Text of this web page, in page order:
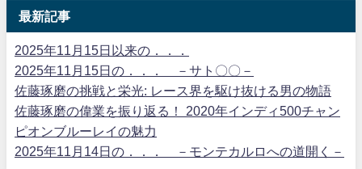
最新記事
2025年11月15日以来の．．．
2025年11月15日の．．． －サト〇〇－
佐藤琢磨の挑戦と栄光: レース界を駆け抜ける男の物語
佐藤琢磨の偉業を振り返る！ 2020年インディ500チャン
ピオンブルーレイの魅力
2025年11月14日の．．． －モンテカルロへの道開く－